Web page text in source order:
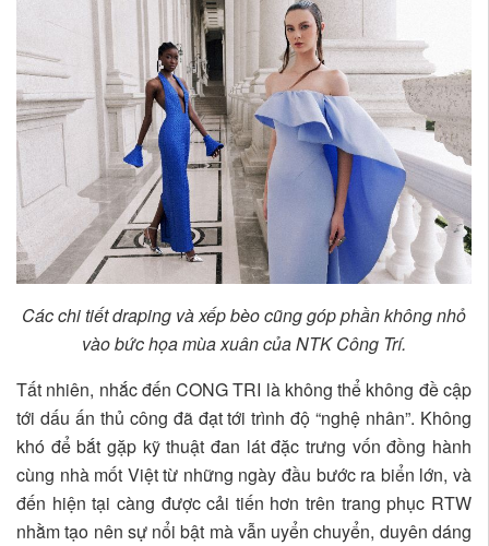
Các chi tiết draping và xếp bèo cũng góp phần không nhỏ
vào bức họa mùa xuân của NTK Công Trí.
Tất nhiên, nhắc đến CONG TRI là không thể không đề cập
tới dấu ấn thủ công đã đạt tới trình độ “nghệ nhân”. Không
khó để bắt gặp kỹ thuật đan lát đặc trưng vốn đồng hành
cùng nhà mốt Việt từ những ngày đầu bước ra biển lớn, và
đến hiện tại càng được cải tiến hơn trên trang phục RTW
nhằm tạo nên sự nổi bật mà vẫn uyển chuyển, duyên dáng